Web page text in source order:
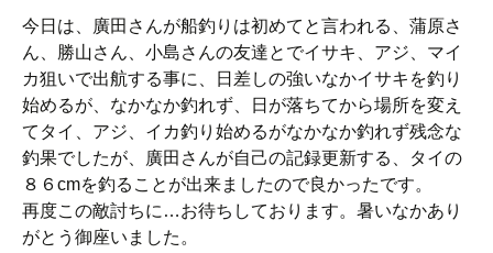
今日は、廣田さんが船釣りは初めてと言われる、蒲原さ
ん、勝山さん、小島さんの友達とでイサキ、アジ、マイ
カ狙いで出航する事に、日差しの強いなかイサキを釣り
始めるが、なかなか釣れず、日が落ちてから場所を変え
てタイ、アジ、イカ釣り始めるがなかなか釣れず残念な
釣果でしたが、廣田さんが自己の記録更新する、タイの
８６cmを釣ることが出来ましたので良かったです。
再度この敵討ちに…お待ちしております。暑いなかあり
がとう御座いました。